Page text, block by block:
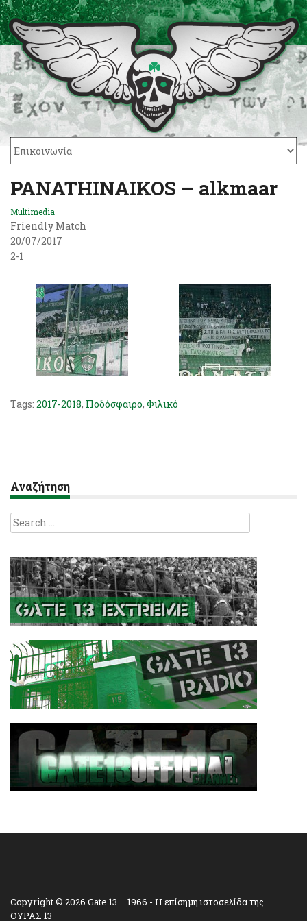
PANATHINAIKOS – alkmaar
Multimedia
Friendly Match
20/07/2017
2-1
Tags: 2017-2018, Ποδόσφαιρο, Φιλικό
Αναζήτηση
Search
for:
Copyright © 2026 Gate 13 – 1966 - Η επίσημη ιστοσελίδα της
ΘΥΡΑΣ 13